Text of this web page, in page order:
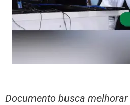
Documento busca